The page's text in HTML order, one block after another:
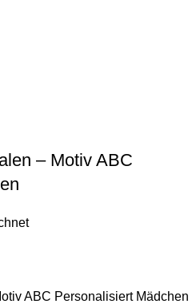
– Motiv ABC
ABC Personalisiert Mädchen